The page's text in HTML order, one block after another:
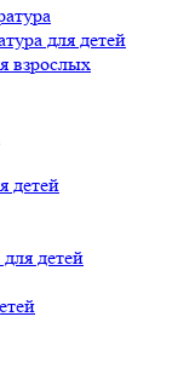
для детей
взрослых
детей
детей